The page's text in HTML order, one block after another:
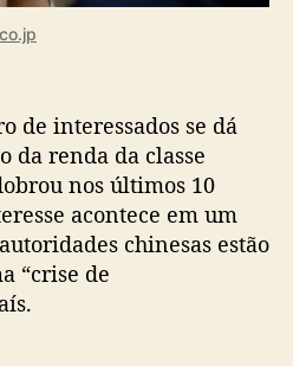
a
s
e
s
u
c
de interessados se dá
da renda da classe
nos últimos 10
acontece em um
chinesas estão
“crise de